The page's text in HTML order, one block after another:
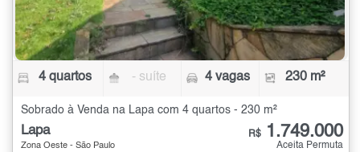
4 quartos - suíte 4 vagas 230 m²
Sobrado à Venda na Lapa com 4 quartos - 230 m²
Lapa
Zona Oeste - São Paulo
R$ 1.749.000
Aceita Permuta